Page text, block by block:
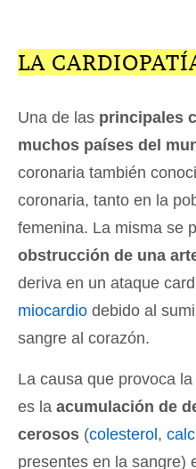
LA
Una de las principales
muchos países del
coronaria también
coronaria, tanto en la
femenina. La misma se
obstrucción de una
deriva en un ataque
miocardio debido al
sangre al corazón.
La causa que provoca
es la acumulación de
cerosos (colesterol,
presentes en la sangre)